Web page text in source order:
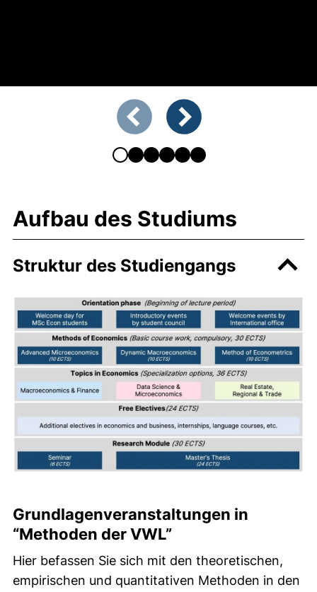
Zeigt Folie 1 von 6
Aufbau des Studiums
Struktur des Studiengangs
Grundlagenveranstaltungen in
“Methoden der VWL”
Hier befassen Sie sich mit den theoretischen,
empirischen und quantitativen Methoden in den